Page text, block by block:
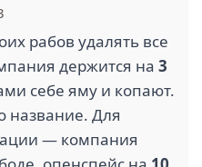
рабов удалять все
держится на 3
себе яму и копают.
Для
— компания